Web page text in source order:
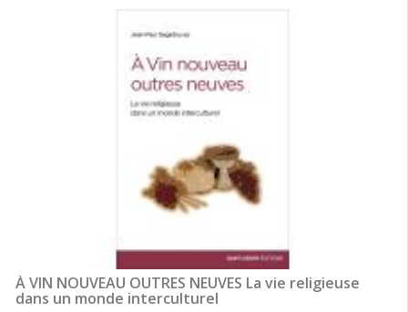
À VIN NOUVEAU OUTRES NEUVES La vie religieuse
dans un monde interculturel